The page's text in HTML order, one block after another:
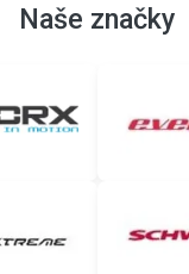
Naše značky